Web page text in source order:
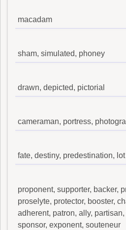
macadam
sham, simulated, phoney
drawn, depicted, pictorial
cameraman, portress,
fate, destiny, predestination, lot
proponent, supporter, backer,
proselyte, protector, booster,
adherent, patron, ally,
sponsor, exponent, souteneur